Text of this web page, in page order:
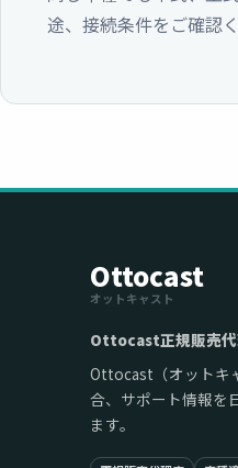
途、接続条件をご確認く
Ottocast
オットキャスト
Ottocast正規販売
Ottocast（オットキ
合、サポート情報を
ます。